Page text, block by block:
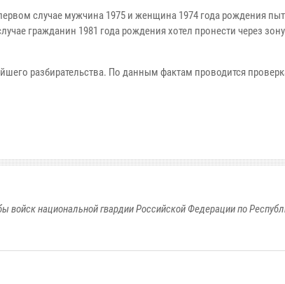
случае мужчина 1975 и женщина 1974 года рождения
гражданин 1981 года рождения хотел пронести через
разбирательства. По данным фактам проводится
войск национальной гвардии Российской Федерации по